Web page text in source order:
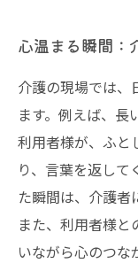
心温まる瞬間：
介護の現場では、
ます。例えば、長
利用者様が、ふと
り、言葉を返して
た瞬間は、介護者
また、利用者様と
いながら心のつな